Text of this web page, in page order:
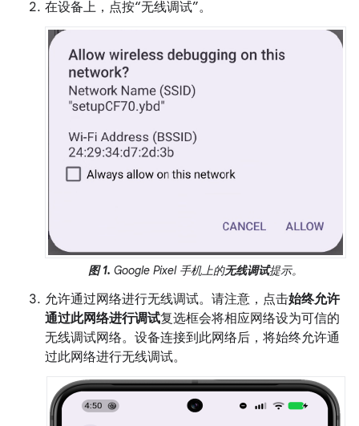
在设备上，点按“无线调试”。
图 1. Google Pixel 手机上的无线调试提示。
允许通过网络进行无线调试。请注意，点击始终允许
通过此网络进行调试复选框会将相应网络设为可信的
无线调试网络。设备连接到此网络后，将始终允许通
过此网络进行无线调试。